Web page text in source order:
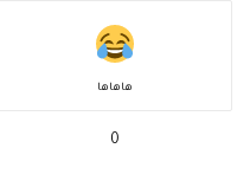
هاهاها
0